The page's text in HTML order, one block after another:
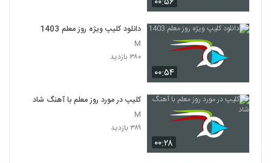
۰۰:۵۴
دانلود کلیپ ویژه روز معلم 1403
M
۳۸۰ بازدید
۰۰:۲۸
کلیپ در مورد روز معلم با آهنگ شاد
M
۳۸۹ بازدید